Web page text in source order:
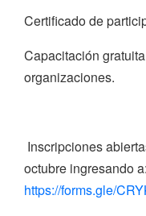
Certificado de
Capacitación
organizaciones.
Inscripciones
octubre ingresando a:
https://forms.gle/